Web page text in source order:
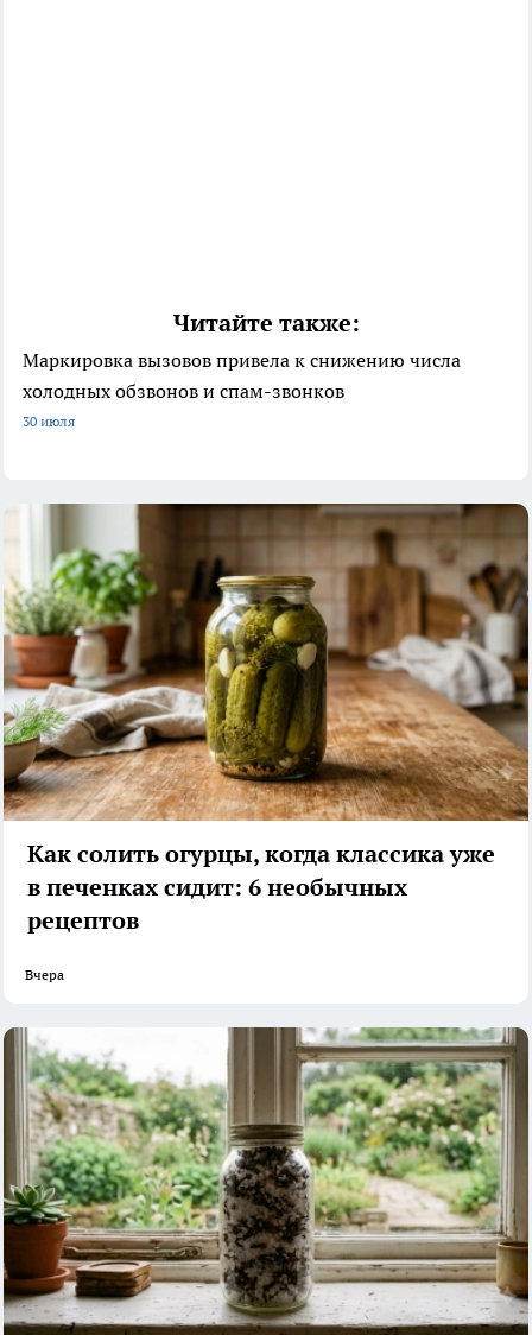
Читайте также:
Маркировка вызовов привела к снижению числа
холодных обзвонов и спам-звонков
30 июля
Как солить огурцы, когда классика уже
в печенках сидит: 6 необычных
рецептов
Вчера